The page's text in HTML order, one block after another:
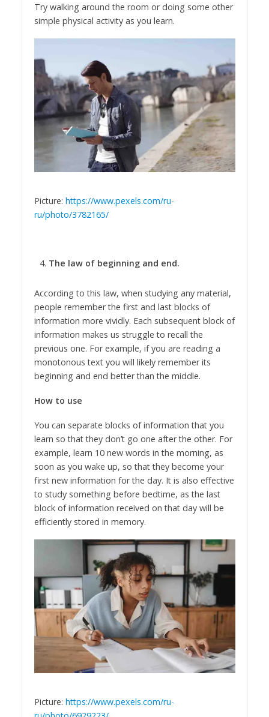
Try walking around the room or doing some other
simple physical activity as you learn.
Picture: https://www.pexels.com/ru-
ru/photo/3782165/
The law of beginning and end.
According to this law, when studying any material,
people remember the first and last blocks of
information more vividly. Each subsequent block of
information makes us struggle to recall the
previous one. For example, if you are reading a
monotonous text you will likely remember its
beginning and end better than the middle.
How to use
You can separate blocks of information that you
learn so that they don’t go one after the other. For
example, learn 10 new words in the morning, as
soon as you wake up, so that they become your
first new information for the day. It is also effective
to study something before bedtime, as the last
block of information received on that day will be
efficiently stored in memory.
Picture: https://www.pexels.com/ru-